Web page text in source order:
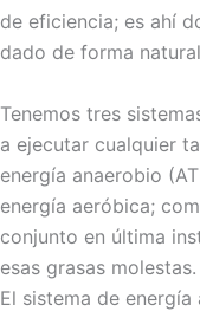
de eficiencia; es ahí
dado de forma
Tenemos tres
a ejecutar cualquier
energía anaerobio
energía aeróbica;
conjunto en última
esas grasas molestas.
El sistema de energía